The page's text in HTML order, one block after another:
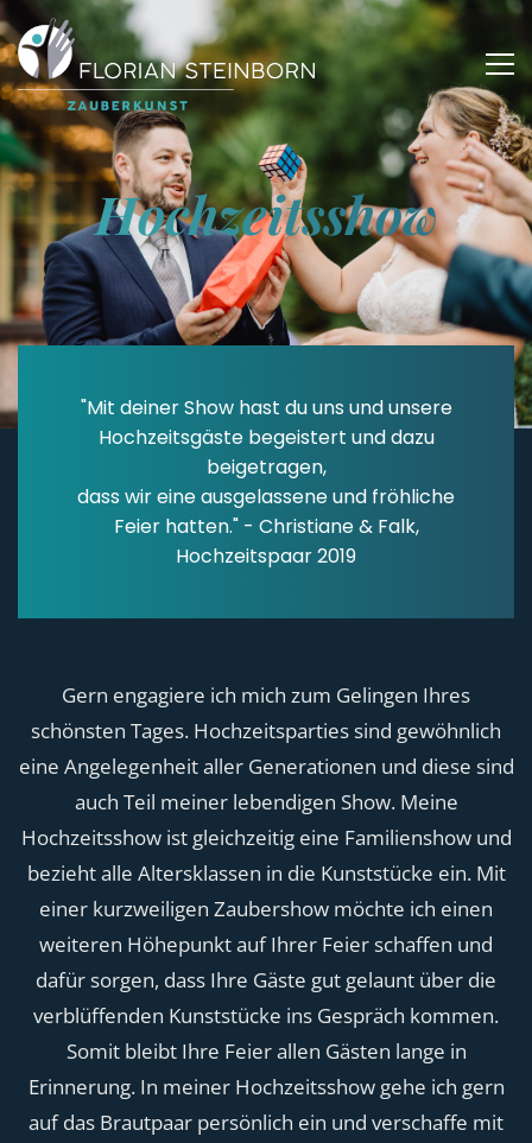
Hochzeitsshow
"Mit deiner Show hast du uns und unsere
Hochzeitsgäste begeistert und dazu
beigetragen,
dass wir eine ausgelassene und fröhliche
Feier hatten." - Christiane & Falk,
Hochzeitspaar 2019
Gern engagiere ich mich zum Gelingen Ihres
schönsten Tages. Hochzeitsparties sind gewöhnlich
eine Angelegenheit aller Generationen und diese sind
auch Teil meiner lebendigen Show. Meine
Hochzeitsshow ist gleichzeitig eine Familienshow und
bezieht alle Altersklassen in die Kunststücke ein. Mit
einer kurzweiligen Zaubershow möchte ich einen
weiteren Höhepunkt auf Ihrer Feier schaffen und
dafür sorgen, dass Ihre Gäste gut gelaunt über die
verblüffenden Kunststücke ins Gespräch kommen.
Somit bleibt Ihre Feier allen Gästen lange in
Erinnerung. In meiner Hochzeitsshow gehe ich gern
auf das Brautpaar persönlich ein und verschaffe mit